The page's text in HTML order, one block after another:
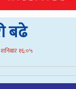
बढे
१६:०५